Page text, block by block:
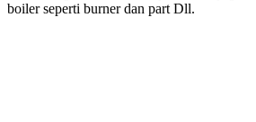
boiler seperti burner dan part Dll.